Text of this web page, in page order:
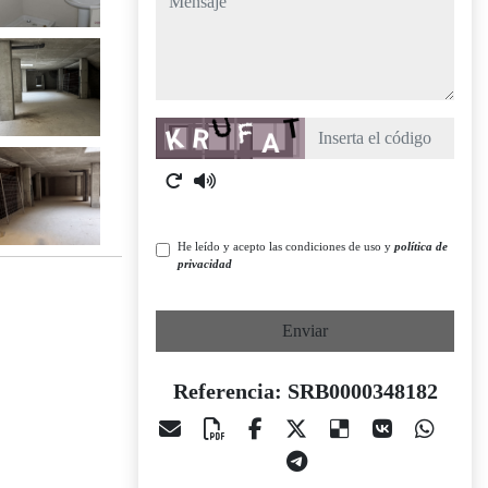
Captcha
He leído y acepto las condiciones de uso y política de
privacidad
Enviar
Referencia: SRB0000348182